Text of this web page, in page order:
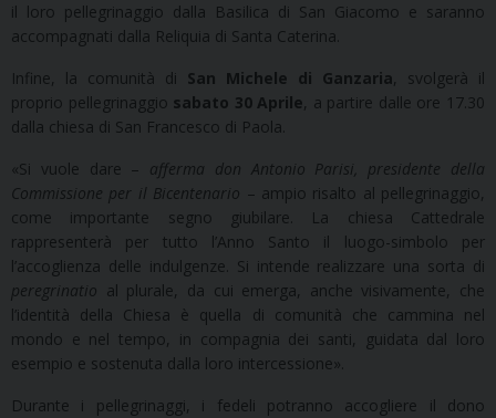
il loro pellegrinaggio dalla Basilica di San Giacomo e saranno
accompagnati dalla Reliquia di Santa Caterina.
Infine, la comunità di San Michele di Ganzaria, svolgerà il
proprio pellegrinaggio sabato 30 Aprile, a partire dalle ore 17.30
dalla chiesa di San Francesco di Paola.
«Si vuole dare – afferma don Antonio Parisi, presidente della
Commissione per il Bicentenario – ampio risalto al pellegrinaggio,
come importante segno giubilare. La chiesa Cattedrale
rappresenterà per tutto l’Anno Santo il luogo-simbolo per
l’accoglienza delle indulgenze. Si intende realizzare una sorta di
peregrinatio al plurale, da cui emerga, anche visivamente, che
l’identità della Chiesa è quella di comunità che cammina nel
mondo e nel tempo, in compagnia dei santi, guidata dal loro
esempio e sostenuta dalla loro intercessione».
Durante i pellegrinaggi, i fedeli potranno accogliere il dono